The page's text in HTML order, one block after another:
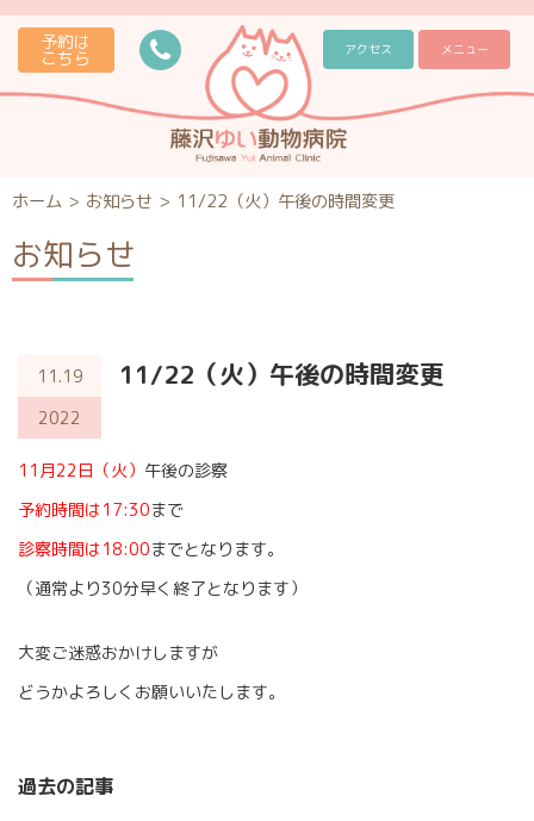
予約は
こちら アクセス メニュー
ホーム > お知らせ > 11/22（火）午後の時間変更
お知らせ
11.19
2022
11/22（火）午後の時間変更
11月22日（火） 午後の診察
予約時間は17:30まで
診察時間は18:00までとなります。
（通常より30分早く終了となります）
大変ご迷惑おかけしますが
どうかよろしくお願いいたします。
過去の記事